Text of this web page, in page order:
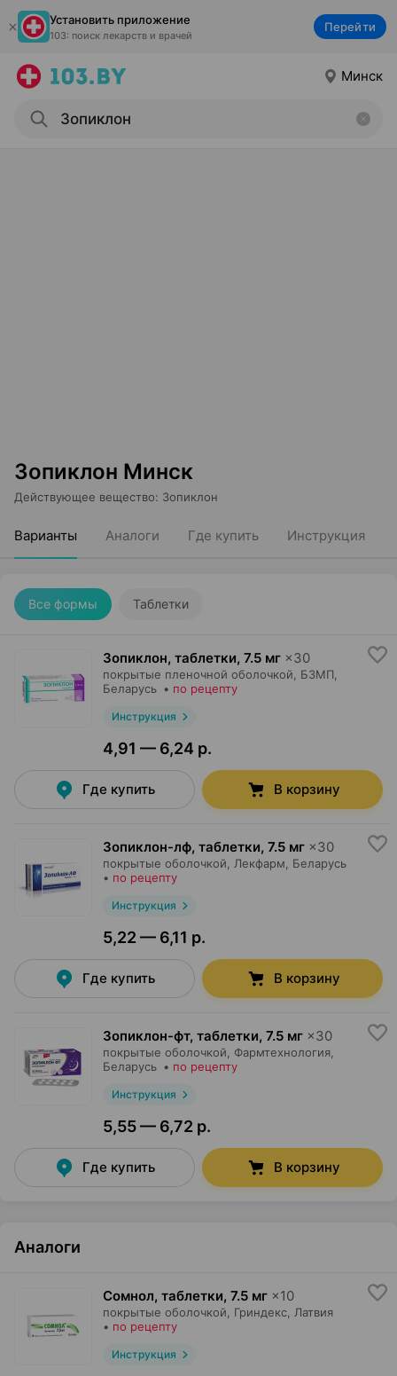
Установить приложение
103: поиск лекарств и врачей
Перейти
Минск
Зопиклон Минск
Действующее вещество: Зопиклон
Варианты Аналоги Где купить Инструкция
Все формы Таблетки
Зопиклон, таблетки, 7.5 мг ×30
покрытые пленочной оболочкой, БЗМП
Беларусь • по рецепту
Инструкция
4,91 — 6,24 р.
Где купить В корзину
Зопиклон-лф, таблетки, 7.5 мг ×30
покрытые оболочкой, Лекфарм , Беларусь
• по рецепту
Инструкция
5,22 — 6,11 р.
Где купить В корзину
Зопиклон-фт, таблетки, 7.5 мг ×30
покрытые оболочкой, Фармтехнология
Беларусь • по рецепту
Инструкция
5,55 — 6,72 р.
Где купить В корзину
Аналоги
Сомнол, таблетки, 7.5 мг ×10
покрытые оболочкой, Гриндекс , Латвия
• по рецепту
Инструкция